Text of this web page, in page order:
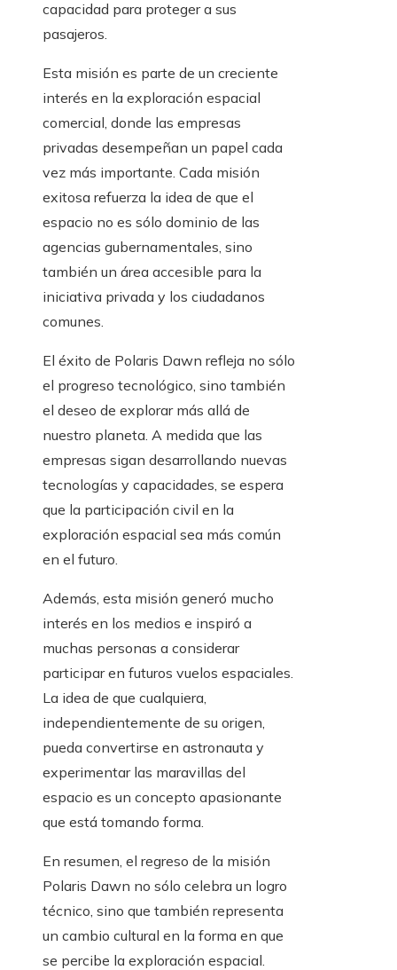
capacidad para proteger a sus
pasajeros.
Esta misión es parte de un creciente
interés en la exploración espacial
comercial, donde las empresas
privadas desempeñan un papel cada
vez más importante. Cada misión
exitosa refuerza la idea de que el
espacio no es sólo dominio de las
agencias gubernamentales, sino
también un área accesible para la
iniciativa privada y los ciudadanos
comunes.
El éxito de Polaris Dawn refleja no sólo
el progreso tecnológico, sino también
el deseo de explorar más allá de
nuestro planeta. A medida que las
empresas sigan desarrollando nuevas
tecnologías y capacidades, se espera
que la participación civil en la
exploración espacial sea más común
en el futuro.
Además, esta misión generó mucho
interés en los medios e inspiró a
muchas personas a considerar
participar en futuros vuelos espaciales.
La idea de que cualquiera,
independientemente de su origen,
pueda convertirse en astronauta y
experimentar las maravillas del
espacio es un concepto apasionante
que está tomando forma.
En resumen, el regreso de la misión
Polaris Dawn no sólo celebra un logro
técnico, sino que también representa
un cambio cultural en la forma en que
se percibe la exploración espacial.